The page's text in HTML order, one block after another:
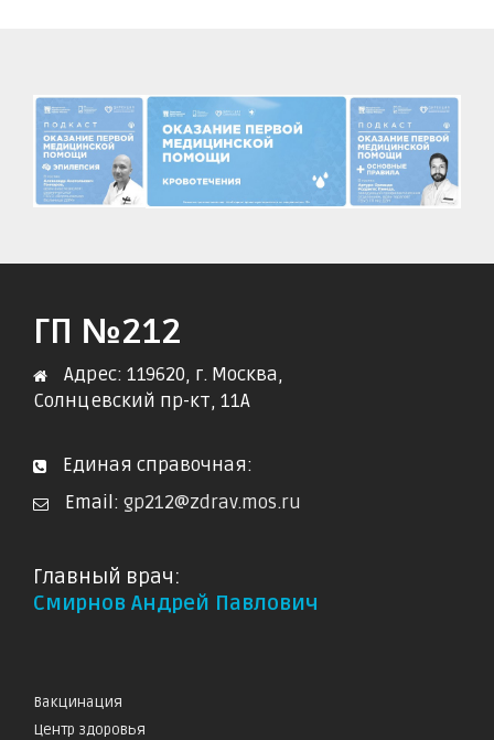
ГП №212
Адрес: 119620, г. Москва,
Солнцевский пр-кт, 11А
Единая справочная:
Email: gp212@zdrav.mos.ru
Главный врач:
Смирнов Андрей Павлович
Вакцинация
Центр здоровья